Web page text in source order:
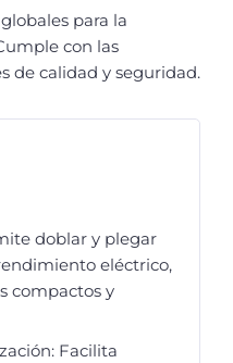
para la
con las
de calidad y seguridad.
doblar y plegar
eléctrico,
compactos y
Facilita